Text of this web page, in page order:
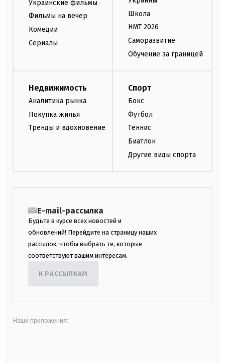
Украинские фильмы
Фильмы на вечер
Комедии
Сериалы
Школа
НМТ 2026
Саморазвитие
Обучение за границей
Недвижимость
Аналитика рынка
Покупка жилья
Тренды и вдохновение
Спорт
Бокс
Футбол
Теннис
Биатлон
Другие виды спорта
E-mail-рассылка
Будьте в курсе всех новостей и
обновлений! Перейдите на страницу наших
рассылок, чтобы выбрать те, которые
соответствуют вашим интересам.
К РАССЫЛКАМ
Наши приложения: